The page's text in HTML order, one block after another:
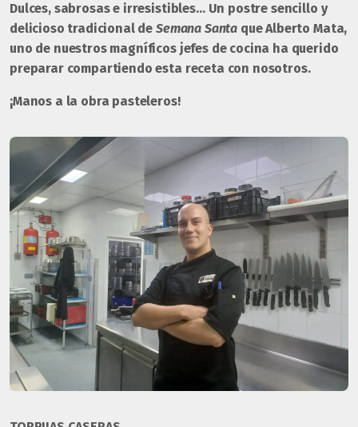
Dulces, sabrosas e irresistibles… Un postre sencillo y
delicioso tradicional de Semana Santa que Alberto Mata,
uno de nuestros magníficos jefes de cocina ha querido
preparar compartiendo esta receta con nosotros.
¡Manos a la obra pasteleros!